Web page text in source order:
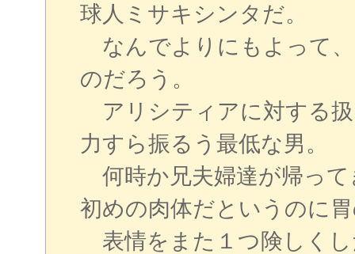
球人ミサキシンタだ。
なんでよりにもよって
のだろう。
アリシティアに対する
力すら振るう最低な男。
何時か兄夫婦達が帰って
初めの肉体だというのに
表情をまた１つ険しく